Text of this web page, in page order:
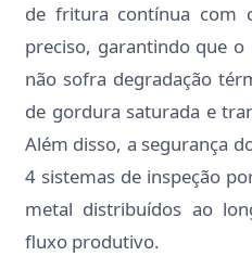
de fritura contínua com
preciso, garantindo que
não sofra degradação
de gordura saturada e
Além disso, a segurança
4 sistemas de inspeção
metal distribuídos ao
fluxo produtivo.